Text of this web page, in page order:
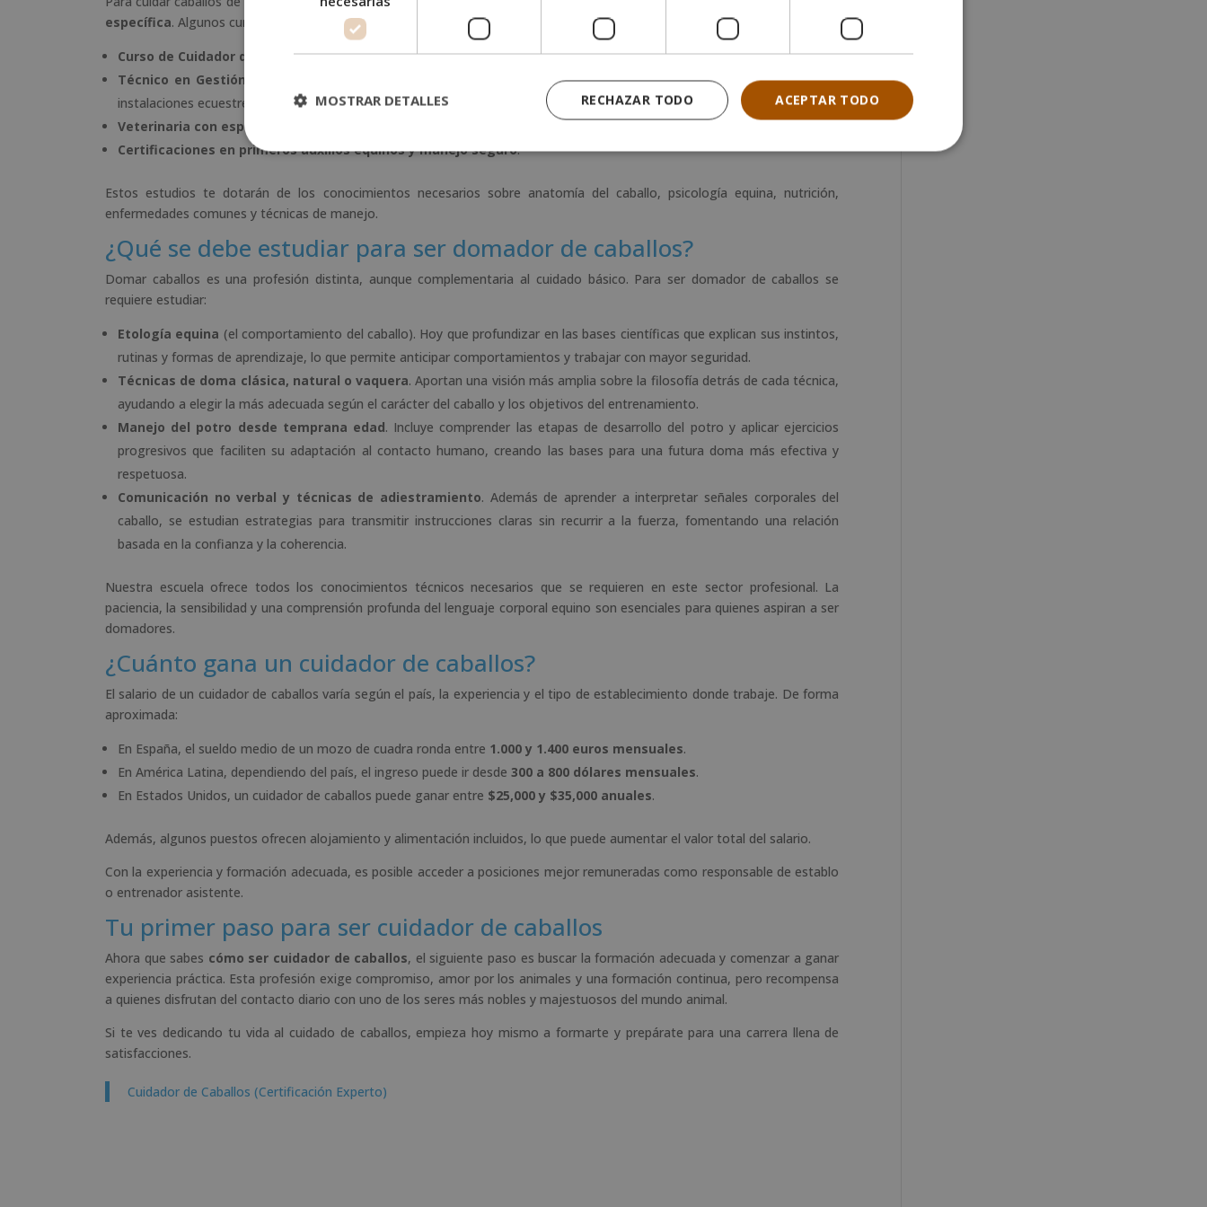
específica. Algunos cursos y programas formativos que puedes considerar son:
Curso de Cuidador de Caballos: disponible en Escuela Des Arts a través de unamodalidad flexible.
Técnico en Gestión Equina
: carrera técnica que combina conocimientos de veterinaria, nutrición y administración de
instalaciones ecuestres.
Veterinaria con especialización equina
Certificaciones en primeros auxilios equinos y manejo seguro.
Estos estudios te dotarán de los conocimientos necesarios sobre anatomía del caballo, psicología equina, nutrición,
enfermedades comunes y técnicas de manejo.
¿Qué se debe estudiar para ser domador de caballos?
Domar caballos es una profesión distinta, aunque complementaria al cuidado básico. Para ser domador de caballos se
requiere estudiar:
Etología equina (el comportamiento del caballo). Hoy que profundizar en las bases científicas que explican sus instintos,
rutinas y formas de aprendizaje, lo que permite anticipar comportamientos y trabajar con mayor seguridad.
Técnicas de doma clásica, natural o vaquera. Aportan una visión más amplia sobre la filosofía detrás de cada técnica,
ayudando a elegir la más adecuada según el carácter del caballo y los objetivos del entrenamiento.
Manejo del potro desde temprana edad. Incluye comprender las etapas de desarrollo del potro y aplicar ejercicios
progresivos que faciliten su adaptación al contacto humano, creando las bases para una futura doma más efectiva y
respetuosa.
Comunicación no verbal y técnicas de adiestramiento. Además de aprender a interpretar señales corporales del
caballo, se estudian estrategias para transmitir instrucciones claras sin recurrir a la fuerza, fomentando una relación
basada en la confianza y la coherencia.
Nuestra escuela ofrece todos los conocimientos técnicos necesarios que se requieren en este sector profesional. La
paciencia, la sensibilidad y una comprensión profunda del lenguaje corporal equino son esenciales para quienes aspiran a ser
domadores.
¿Cuánto gana un cuidador de caballos?
El salario de un cuidador de caballos varía según el país, la experiencia y el tipo de establecimiento donde trabaje. De forma
aproximada:
En España, el sueldo medio de un mozo de cuadra ronda entre 1.000 y 1.400 euros mensuales.
En América Latina, dependiendo del país, el ingreso puede ir desde 300 a 800 dólares mensuales.
En Estados Unidos, un cuidador de caballos puede ganar entre $25,000 y $35,000 anuales.
Además, algunos puestos ofrecen alojamiento y alimentación incluidos, lo que puede aumentar el valor total del salario.
Con la experiencia y formación adecuada, es posible acceder a posiciones mejor remuneradas como responsable de establo
o entrenador asistente.
Tu primer paso para ser cuidador de caballos
Ahora que sabes cómo ser cuidador de caballos, el siguiente paso es buscar la formación adecuada y comenzar a ganar
experiencia práctica. Esta profesión exige compromiso, amor por los animales y una formación continua, pero recompensa
a quienes disfrutan del contacto diario con uno de los seres más nobles y majestuosos del mundo animal.
Si te ves dedicando tu vida al cuidado de caballos, empieza hoy mismo a formarte y prepárate para una carrera llena de
satisfacciones.
Cuidador de Caballos (Certificación Experto)
ACEPTAR TODO
RECHAZAR TODO
MOSTRAR DETALLES